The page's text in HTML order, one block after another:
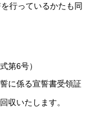
行っているかたも同
第6号）
に係る宣誓書受領証
収いたします。